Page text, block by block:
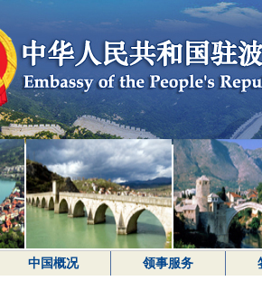
中国概况 领事服务